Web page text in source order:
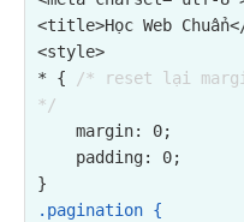
<title>Học Web
<style>
* {
/* reset lại
*/
.pagination {